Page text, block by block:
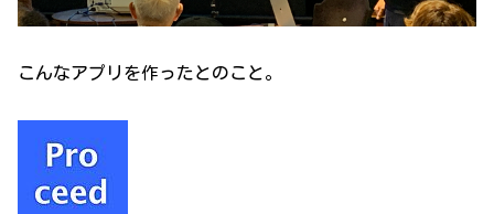
こんなアプリを作ったとのこと。